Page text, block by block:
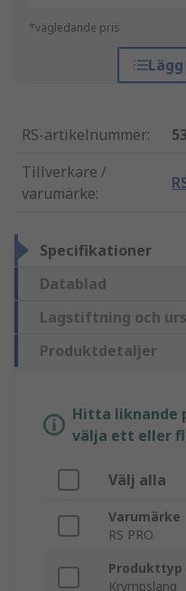
*vägledande pris
RS-artikelnummer:
Tillverkare /
varumärke:
Specifikationer
Datablad
Lagstiftning och
Produktdetaljer
Hitta liknande
välja ett eller
Välj alla
Varumärke
RS PRO
Produkttyp
Krympslang